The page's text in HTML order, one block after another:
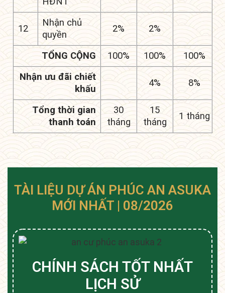
12
Nhận chủ
quyền
2% 2%
TỔNG CỘNG 100% 100%
100%
Nhận ưu đãi chiết
khấu
4% 8%
Tổng thời gian
thanh toán
30
tháng
15
tháng
1 tháng
TÀI LIỆU DỰ ÁN PHÚC AN ASUKA
MỚI NHẤT | 08/2026
CHÍNH SÁCH TỐT NHẤT
LỊCH SỬ